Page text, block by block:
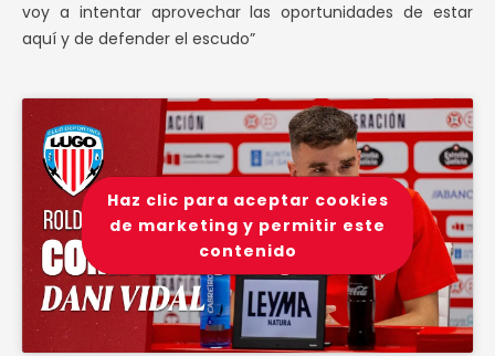
voy a intentar aprovechar las oportunidades de estar
aquí y de defender el escudo”
Haz clic para aceptar cookies
de marketing y permitir este
contenido